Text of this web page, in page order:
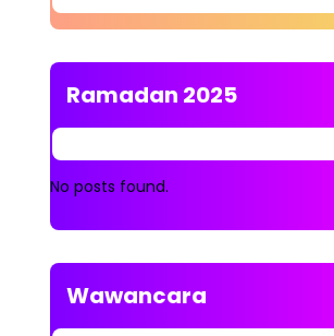
Ramadan 2025
No posts found.
Wawancara